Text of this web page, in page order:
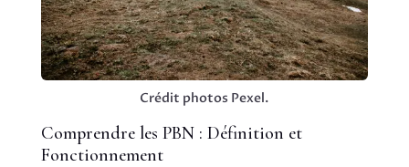
Crédit photos Pexel.
Comprendre les PBN : Définition et
Fonctionnement